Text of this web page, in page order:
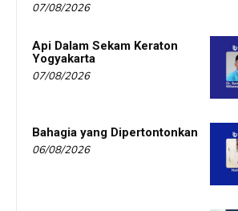
07/08/2026
Api Dalam Sekam Keraton
Yogyakarta
07/08/2026
Bahagia yang Dipertontonkan
06/08/2026